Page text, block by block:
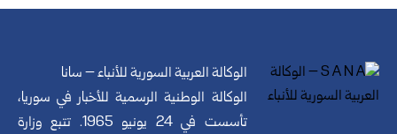
الوكالة العربية السورية للأنباء – سانا
الوكالة الوطنية الرسمية للأخبار في سوريا،
تأسست في 24 يونيو 1965. تتبع وزارة